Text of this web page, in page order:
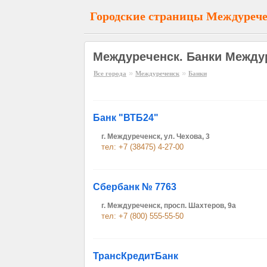
Городские страницы
Междуреченск. Банки
Все города » Междуреченск » Банки
Банк "ВТБ24"
г. Междуреченск, ул. Чехова, 3
тел: +7 (38475) 4-27-00
Сбербанк № 7763
г. Междуреченск, просп. Шахтеров, 9а
тел: +7 (800) 555-55-50
ТрансКредитБанк